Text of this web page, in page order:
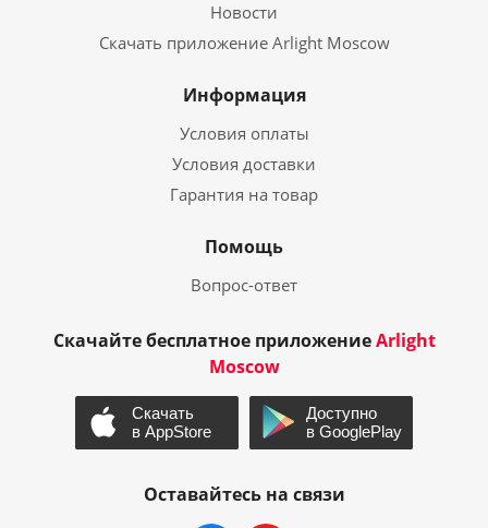
Новости
Скачать приложение Arlight Moscow
Информация
Условия оплаты
Условия доставки
Гарантия на товар
Помощь
Вопрос-ответ
Скачайте бесплатное приложениеArlight
Moscow
Оставайтесь на связи